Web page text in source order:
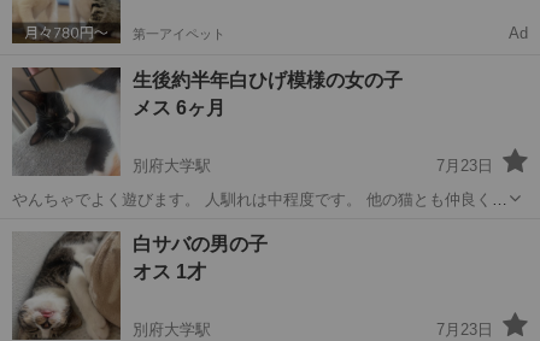
第一アイペット Ad
生後約半年白ひげ模様の女の子
メス 6ヶ月
別府大学駅
7月23日
やんちゃでよく遊びます。 人馴れは中程度です。 他の猫とも仲良くで
遊びます。 譲渡にあたり、いくつか条件はあります。 先住猫がいる方
は頭数を教えてくださ...
大分 別府市 別府大学駅
白サバの男の子
オス 1才
別府大学駅
7月23日